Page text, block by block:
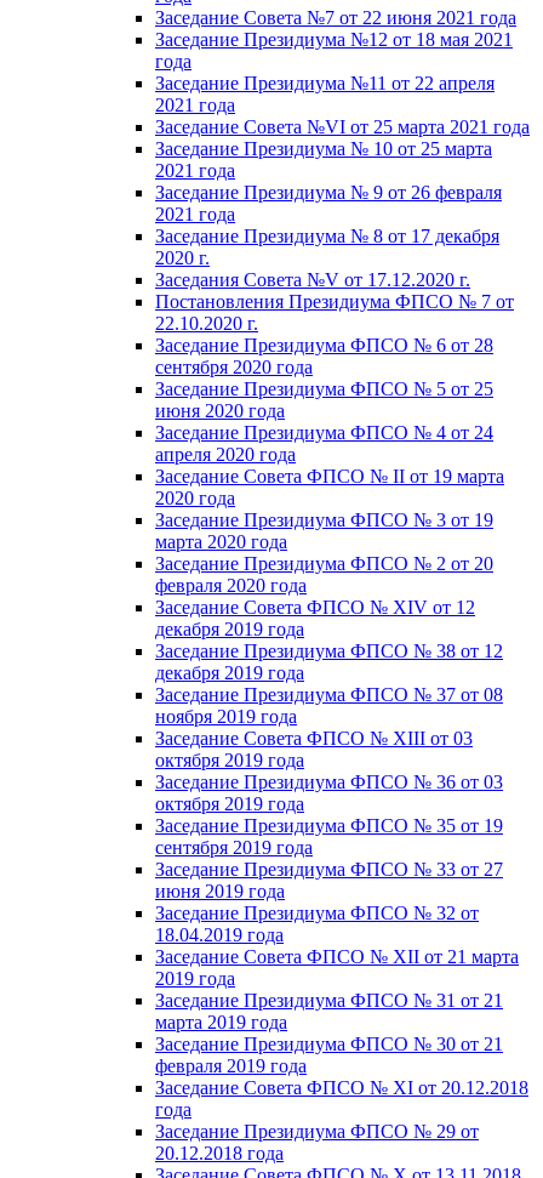
Заседание Совета №7 от 22 июня 2021 года
Заседание Президиума №12 от 18 мая 2021
года
Заседание Президиума №11 от 22 апреля
2021 года
Заседание Совета №VI от 25 марта 2021 года
Заседание Президиума № 10 от 25 марта
2021 года
Заседание Президиума № 9 от 26 февраля
2021 года
Заседание Президиума № 8 от 17 декабря
2020 г.
Заседания Совета №V от 17.12.2020 г.
Постановления Президиума ФПСО № 7 от
22.10.2020 г.
Заседание Президиума ФПСО № 6 от 28
сентября 2020 года
Заседание Президиума ФПСО № 5 от 25
июня 2020 года
Заседание Президиума ФПСО № 4 от 24
апреля 2020 года
Заседание Совета ФПСО № II от 19 марта
2020 года
Заседание Президиума ФПСО № 3 от 19
марта 2020 года
Заседание Президиума ФПСО № 2 от 20
февраля 2020 года
Заседание Совета ФПСО № XIV от 12
декабря 2019 года
Заседание Президиума ФПСО № 38 от 12
декабря 2019 года
Заседание Президиума ФПСО № 37 от 08
ноября 2019 года
Заседание Совета ФПСО № XIII от 03
октября 2019 года
Заседание Президиума ФПСО № 36 от 03
октября 2019 года
Заседание Президиума ФПСО № 35 от 19
сентября 2019 года
Заседание Президиума ФПСО № 33 от 27
июня 2019 года
Заседание Президиума ФПСО № 32 от
18.04.2019 года
Заседание Совета ФПСО № XII от 21 марта
2019 года
Заседание Президиума ФПСО № 31 от 21
марта 2019 года
Заседание Президиума ФПСО № 30 от 21
февраля 2019 года
Заседание Совета ФПСО № XI от 20.12.2018
года
Заседание Президиума ФПСО № 29 от
20.12.2018 года